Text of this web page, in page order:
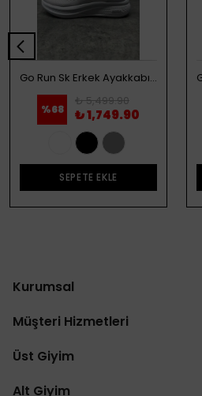
Go Run Sk Erkek Ayakkabı - Beyaz
%68
₺ 5,499.90
₺ 1,749.90
SEPETE EKLE
Kurumsal
Müşteri Hizmetleri
Üst Giyim
Alt Giyim